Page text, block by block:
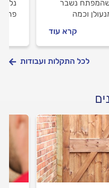
נשבר
וכמה
קרא עוד
לכל התקלות ועבודות